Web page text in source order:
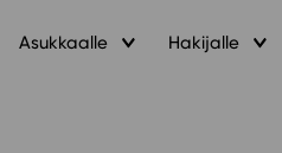
Asukkaalle Hakijalle